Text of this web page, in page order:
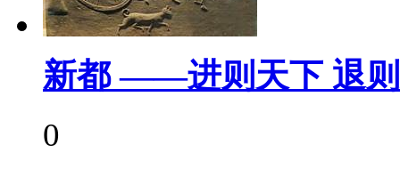
新都 ——进则天下 退
0